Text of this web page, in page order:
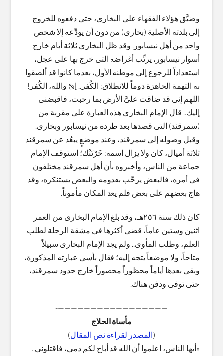
وضيَّق هؤلاء الفقهاء على البخارى، حتى دفعوه للخروج
إلى بلدته الأصلية (بخارى) من دون أن يودِّعه إلا شخص
واحد من أهل نيسابور. وقد ظل البخارى ثلاثة أيام خارج
أسوار نيسابور، يرتِّب أغراضه التى خرج بها على عجل،
استعداداً للرجوع إلى موطنه الأول، بعدما كانوا قد ألصقوا
به التهمة الجاهزة دوماً للانطلاق: الكُفر.. إىْ والله، الكُفر!
اللهم إنى قد ضاقت علىَّ الأرض بما رحبت، فاقبضنى
إليك.. قال الإمام البخارى هذه العبارة على مقربة من
(سمرقند) التى قصدها بعد طرده من نيسابور وبخارى.
وقبل وصوله إلى سمرقند، وعند موضعٍ يبعُد عن سمرقند
ثلاثة أميال، كان ولا يزال اسمه: خَرْتَنْك؛ استوقف الإمام
جماعة من الناس، وأخبروه بأن أهل سمرقند مختلفون
فى أمره، فالبعض يرحِّب بقدومه والبعض يستنكره، وقد
هاج بعضهم على بعض فلم يعد المكان مأموناً.
كان ذلك سنة ٢٥٦هـ، وقد بلغ الإمام البخارى من العمر
اثنين وستين عاماً، قضى أكثرها فى مشقة الرحلة لطلب
العلم، وطلب المأوى.. ولم يجد الإمام البخارى سبيلاً
متاحاً، ولا موضعاً يتجه إليه؛ فقال بأسى عبارته المذكورة،
وبقى بعدها أياماً محظوراً محصوراً خارج حدود سمرقند،
حتى توفى ودفن هناك.
—————————————————-
مأساة الحلاج
(المصدر لقراءة نص المقال)
«أيها الناس، اعلموا أن الله قد أباح لكم دمى، فاقتلونى..